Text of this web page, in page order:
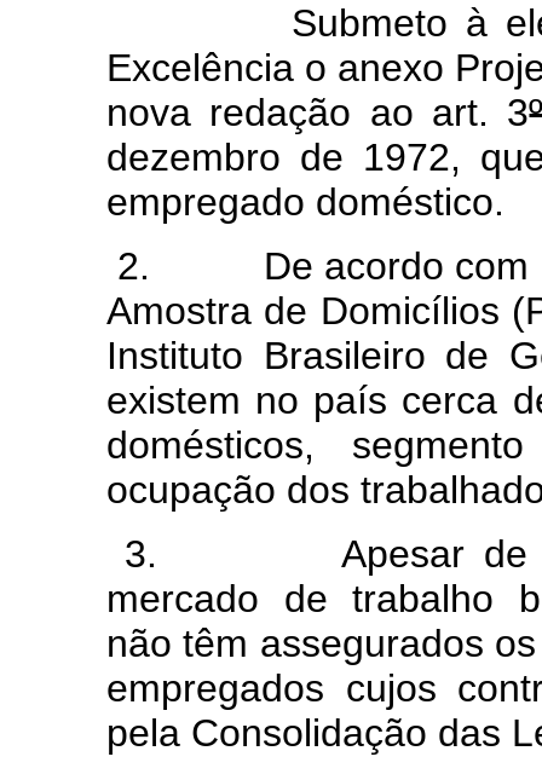
Submeto à
Excelência o anexo
nova redação ao art. 3
dezembro de 1972,
empregado doméstico.
2. De acordo com a
Amostra de Domicílios
Instituto Brasileiro de
existem no país cerca
domésticos,
ocupação dos
3. Apesar de sua
mercado de trabalho
não têm assegurados
empregados cujos
pela Consolidação das